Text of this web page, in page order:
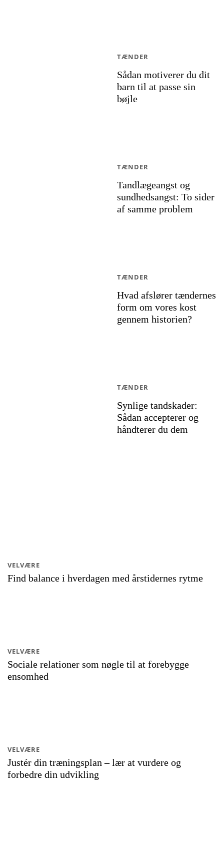
Sådan motiverer du dit
barn til at passe sin
bøjle
TÆNDER
Tandlægeangst og
sundhedsangst: To sider
af samme problem
TÆNDER
Hvad afslører tændernes
form om vores kost
gennem historien?
TÆNDER
Synlige tandskader:
Sådan accepterer og
håndterer du dem
TÆNDER
Find balance i hverdagen med årstidernes rytme
VELVÆRE
Sociale relationer som nøgle til at forebygge
ensomhed
VELVÆRE
Justér din træningsplan – lær at vurdere og
forbedre din udvikling
VELVÆRE